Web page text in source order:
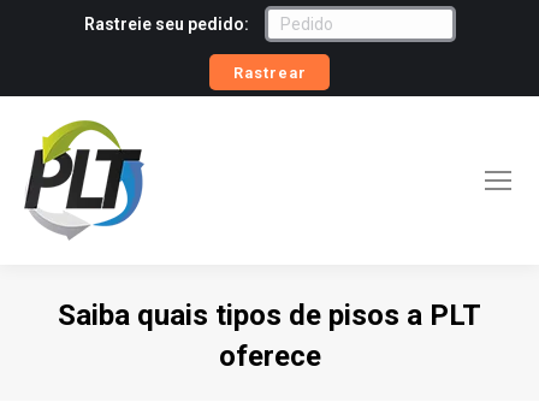
Rastreie seu pedido:
Rastrear
Saiba quais tipos de pisos a PLT
oferece